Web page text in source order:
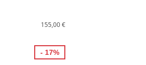
155,00 €
- 17%